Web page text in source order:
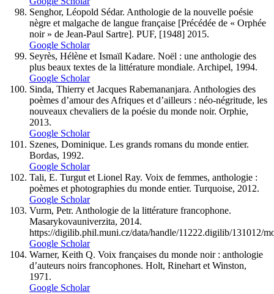
Senghor, Léopold Sédar. Anthologie de la nouvelle poésie
nègre et malgache de langue française [Précédée de « Orphée
noir » de Jean-Paul Sartre]. PUF, [1948] 2015.
Google Scholar
Seyrès, Hélène et Ismaïl Kadare. Noël : une anthologie des
plus beaux textes de la littérature mondiale. Archipel, 1994.
Google Scholar
Sinda, Thierry et Jacques Rabemananjara. Anthologies des
poèmes d’amour des Afriques et d’ailleurs : néo-négritude, les
nouveaux chevaliers de la poésie du monde noir. Orphie,
2013.
Google Scholar
Szenes, Dominique. Les grands romans du monde entier.
Bordas, 1992.
Google Scholar
Tali, E. Turgut et Lionel Ray. Voix de femmes, anthologie :
poèmes et photographies du monde entier. Turquoise, 2012.
Google Scholar
Vurm, Petr. Anthologie de la littérature francophone.
Masarykovauniverzita, 2014.
https://digilib.phil.muni.cz/data/handle/11222.digilib/131012/
Google Scholar
Warner, Keith Q. Voix françaises du monde noir : anthologie
d’auteurs noirs francophones. Holt, Rinehart et Winston,
1971.
Google Scholar